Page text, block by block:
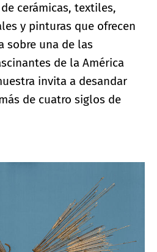
cerámicas, textiles,
y pinturas que ofrecen
sobre una de las
de la América
invita a desandar
de cuatro siglos de